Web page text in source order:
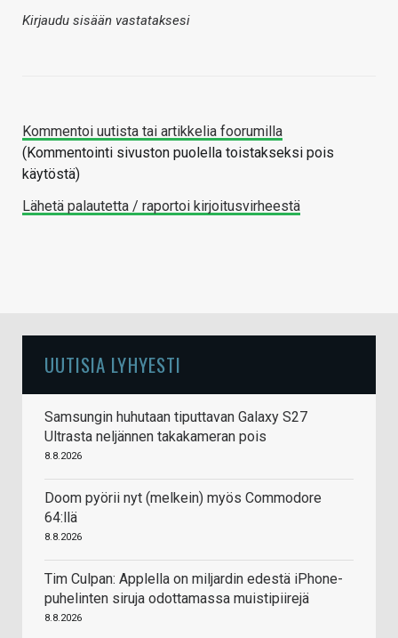
Kirjaudu sisään vastataksesi
Kommentoi uutista tai artikkelia foorumilla
(Kommentointi sivuston puolella toistakseksi pois
käytöstä)
Lähetä palautetta / raportoi kirjoitusvirheestä
UUTISIA LYHYESTI
Samsungin huhutaan tiputtavan Galaxy S27
Ultrasta neljännen takakameran pois
8.8.2026
Doom pyörii nyt (melkein) myös Commodore
64:llä
8.8.2026
Tim Culpan: Applella on miljardin edestä iPhone-
puhelinten siruja odottamassa muistipiirejä
8.8.2026